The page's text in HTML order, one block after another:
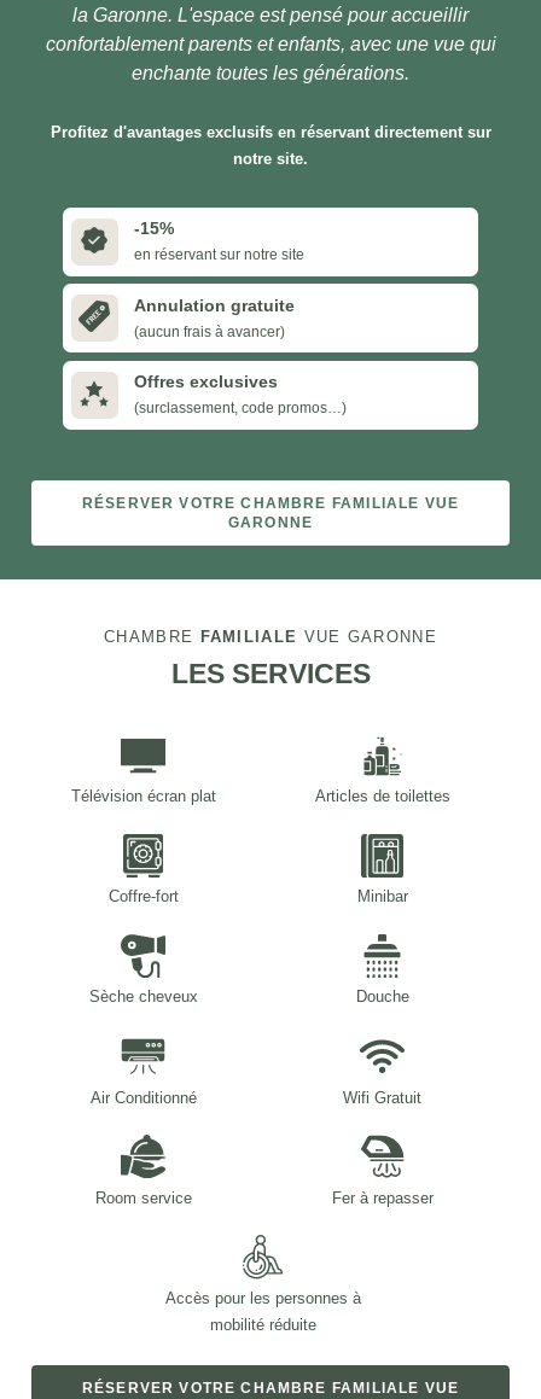
la Garonne. L'espace est pensé pour accueillir
confortablement parents et enfants, avec une vue qui
enchante toutes les générations.
Profitez d'avantages exclusifs en réservant directement sur
notre site.
-15%
en réservant sur notre site
Annulation gratuite
(aucun frais à avancer)
Offres exclusives
(surclassement, code promos…)
RÉSERVER VOTRE CHAMBRE FAMILIALE VUE
GARONNE
CHAMBRE FAMILIALE VUE GARONNE
LES SERVICES
Télévision écran plat Articles de toilettes
Coffre-fort Minibar
Sèche cheveux Douche
Air Conditionné Wifi Gratuit
Room service Fer à repasser
Accès pour les personnes à
mobilité réduite
RÉSERVER VOTRE CHAMBRE FAMILIALE VUE
ACCUEIL
SERVICES
PRIVATISATION & EVÈNEMENTS
RESTAURANT
OFFRES & PACKAGES
GALERIE